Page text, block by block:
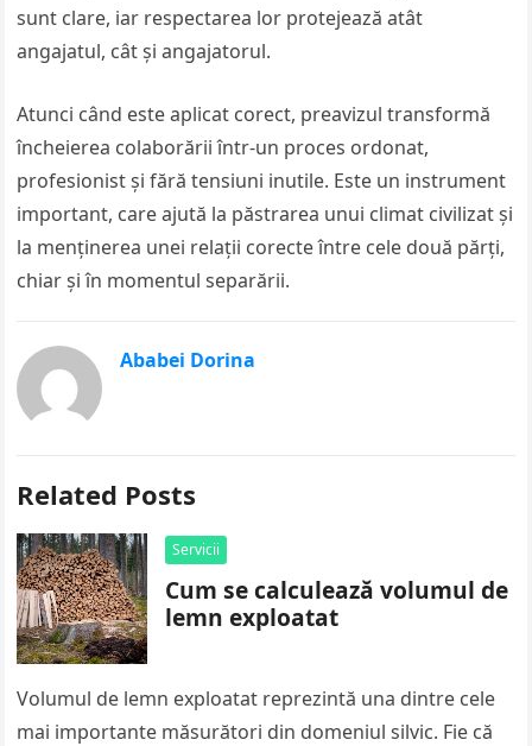
sunt clare, iar respectarea lor protejează atât
angajatul, cât și angajatorul.
Atunci când este aplicat corect, preavizul transformă
încheierea colaborării într-un proces ordonat,
profesionist și fără tensiuni inutile. Este un instrument
important, care ajută la păstrarea unui climat civilizat și
la menținerea unei relații corecte între cele două părți,
chiar și în momentul separării.
Ababei Dorina
Related Posts
Servicii
Cum se calculează volumul de
lemn exploatat
Volumul de lemn exploatat reprezintă una dintre cele
mai importante măsurători din domeniul silvic. Fie că